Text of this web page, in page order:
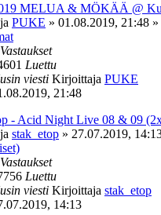
MELUA & MÖKÄÄ @
PUKE » 01.08.2019, 21:48
Vastaukset
Luettu
viesti Kirjoittaja PUKE
21:48
- Acid Night Live 08 & 09
stak_etop » 27.07.2019,
Vastaukset
Luettu
viesti Kirjoittaja stak_etop
14:13